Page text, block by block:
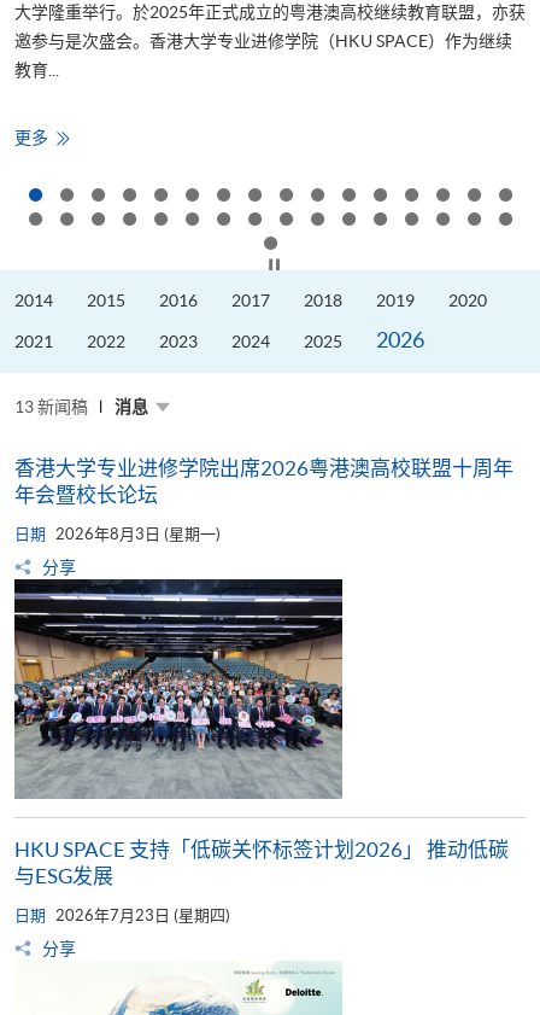
大学隆重举行。於2025年正式成立的粤港澳高校继续教育联盟，亦获
邀参与是次盛会。香港大学专业进修学院（HKU SPACE）作为继续
教育...
更多 香
港
学
专
业
学
出
2026
港
高
盟
十
周
年
年
会
暨
校
长
论
坛
2014 2015 2016 2017 2018 2019 2020
2021 2022 2023 2024 2025 2026
13 新闻稿 消息
香港大学专业进修学院出席2026粤港澳高校联盟十周年
年会暨校长论坛
日期 2026年8月3日 (星期一)
分享
HKU SPACE 支持「低碳关怀标签计划2026」 推动低碳
与ESG发展
日期 2026年7月23日 (星期四)
分享